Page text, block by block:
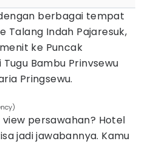
berbagai tempat
Talang Indah Pajaresuk,
ke Puncak
Bambu Prinvsewu
Pringsewu.
persawahan? Hotel
jadi jawabannya. Kamu